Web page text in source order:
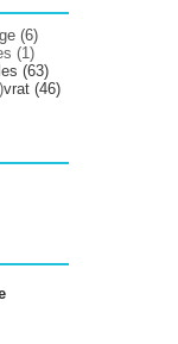
(6)
(1)
(63)
vrat (46)